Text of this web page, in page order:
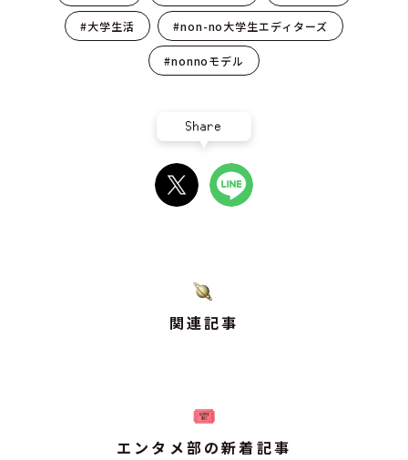
#大学生活 #non-no大学生エディターズ
#nonnoモデル
Share
関連記事
エンタメ部の新着記事